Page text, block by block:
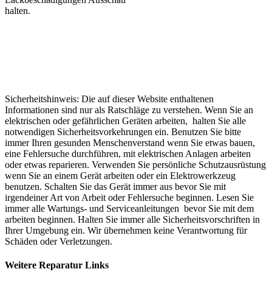
halten.
Sicherheitshinweis: Die auf dieser Website enthaltenen
Informationen sind nur als Ratschläge zu verstehen. Wenn Sie an
elektrischen oder gefährlichen Geräten arbeiten, halten Sie alle
notwendigen Sicherheitsvorkehrungen ein. Benutzen Sie bitte
immer Ihren gesunden Menschenverstand wenn Sie etwas bauen,
eine Fehlersuche durchführen, mit elektrischen Anlagen arbeiten
oder etwas reparieren. Verwenden Sie persönliche Schutzausrüstung
wenn Sie an einem Gerät arbeiten oder ein Elektrowerkzeug
benutzen. Schalten Sie das Gerät immer aus bevor Sie mit
irgendeiner Art von Arbeit oder Fehlersuche beginnen. Lesen Sie
immer alle Wartungs- und Serviceanleitungen bevor Sie mit dem
arbeiten beginnen. Halten Sie immer alle Sicherheitsvorschriften in
Ihrer Umgebung ein. Wir übernehmen keine Verantwortung für
Schäden oder Verletzungen.
Weitere Reparatur Links